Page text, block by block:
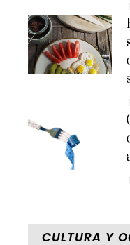
CULTURA Y